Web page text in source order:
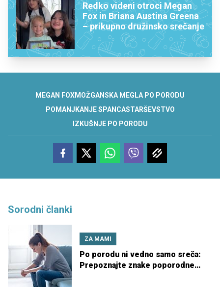
Redko videni otroci Megan
Fox in Briana Austina Greena
– prikupno družinsko srečanje
MEGAN FOXMOŽGANSKA MEGLA PO PORODU
POMANJKANJE SPANCASTARŠEVSTVO
IZKUŠNJE PO PORODU
Sorodni članki
ZA MAMI
Po porodu ni vedno samo sreča:
Prepoznajte znake poporodne